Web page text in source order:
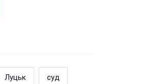
Луцьк суд